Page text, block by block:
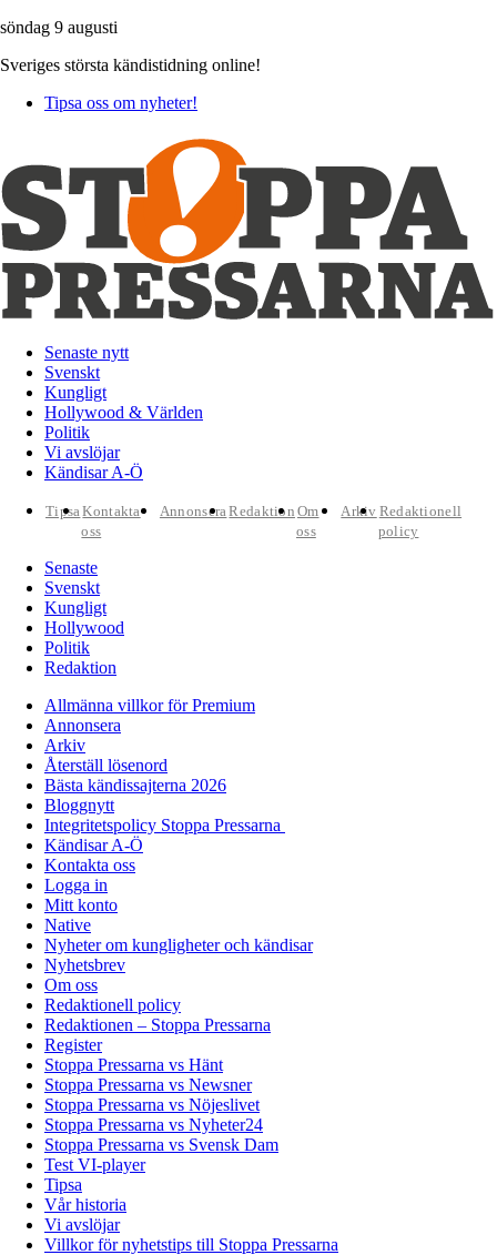
söndag 9 augusti
Sveriges största kändistidning online!
Tipsa oss om nyheter!
Senaste nytt
Svenskt
Kungligt
Hollywood & Världen
Politik
Vi avslöjar
Kändisar A-Ö
TipsaKontakta
oss
AnnonseraRedaktion Om
oss
Arkiv Redaktionell
policy
Senaste
Svenskt
Kungligt
Hollywood
Politik
Redaktion
Allmänna villkor för Premium
Annonsera
Arkiv
Återställ lösenord
Bästa kändissajterna 2026
Bloggnytt
Integritetspolicy Stoppa Pressarna
Kändisar A-Ö
Kontakta oss
Logga in
Mitt konto
Native
Nyheter om kungligheter och kändisar
Nyhetsbrev
Om oss
Redaktionell policy
Redaktionen – Stoppa Pressarna
Register
Stoppa Pressarna vs Hänt
Stoppa Pressarna vs Newsner
Stoppa Pressarna vs Nöjeslivet
Stoppa Pressarna vs Nyheter24
Stoppa Pressarna vs Svensk Dam
Test VI-player
Tipsa
Vår historia
Vi avslöjar
Villkor för nyhetstips till Stoppa Pressarna